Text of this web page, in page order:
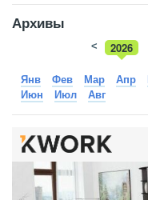
Архивы
2026
<
Янв Фев Мар Апр
Июн
Июл Авг